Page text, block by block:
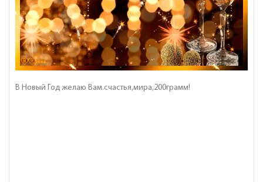
В Новый Год желаю Вам.счастья,мира,200грамм!